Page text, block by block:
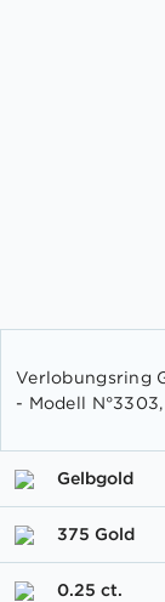
Anfang
der
Bildgalerie
Verlobungsring
- Modell
Gelbgold
375 Gold
0.25 ct.